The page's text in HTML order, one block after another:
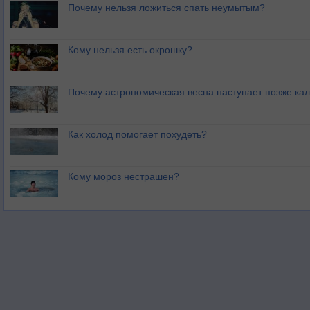
Почему нельзя ложиться спать неумытым?
Кому нельзя есть окрошку?
Почему астрономическая весна наступает позже
Как холод помогает похудеть?
Кому мороз нестрашен?